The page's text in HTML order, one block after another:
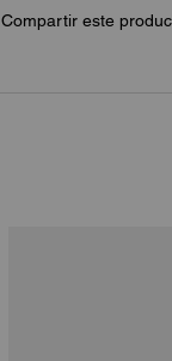
Compartir este